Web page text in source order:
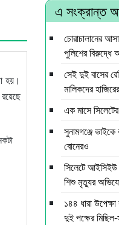
হয়।
এ সংক্রান্ত
চোরাচালানের
পুলিশের বিরুদ্ধে
সেই দুই বাসের
মালিকদের
এক মাসে
সুনামগঞ্জে ভাইকে
বোনেরও
সিলেটে আইসিইউ
শিশু মৃত্যুর
১৪৪ ধারা
দুই পক্ষের